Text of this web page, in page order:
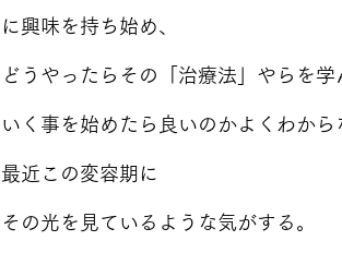
に興味を持ち始め、
どうやったらその「治療法」やらを学
いく事を始めたら良いのかよくわから
最近この変容期に
その光を見ているような気がする。